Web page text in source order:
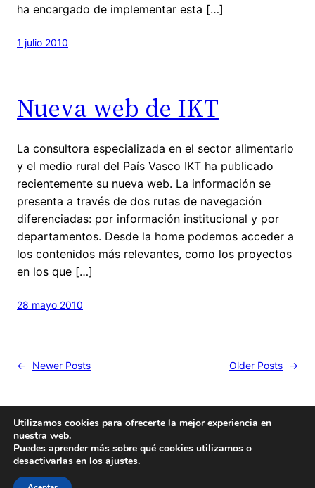
ha encargado de implementar esta […]
1 julio 2010
Nueva web de IKT
La consultora especializada en el sector alimentario
y el medio rural del País Vasco IKT ha publicado
recientemente su nueva web. La información se
presenta a través de dos rutas de navegación
diferenciadas: por información institucional y por
departamentos. Desde la home podemos acceder a
los contenidos más relevantes, como los proyectos
en los que […]
28 mayo 2010
← Newer Posts Older Posts →
Hecho concariñoy un poquito de
Este blog es
Utilizamos cookies para ofrecerte la mejor experiencia en
nuestra web.
Puedes aprender más sobre qué cookies utilizamos o
desactivarlas en los ajustes.